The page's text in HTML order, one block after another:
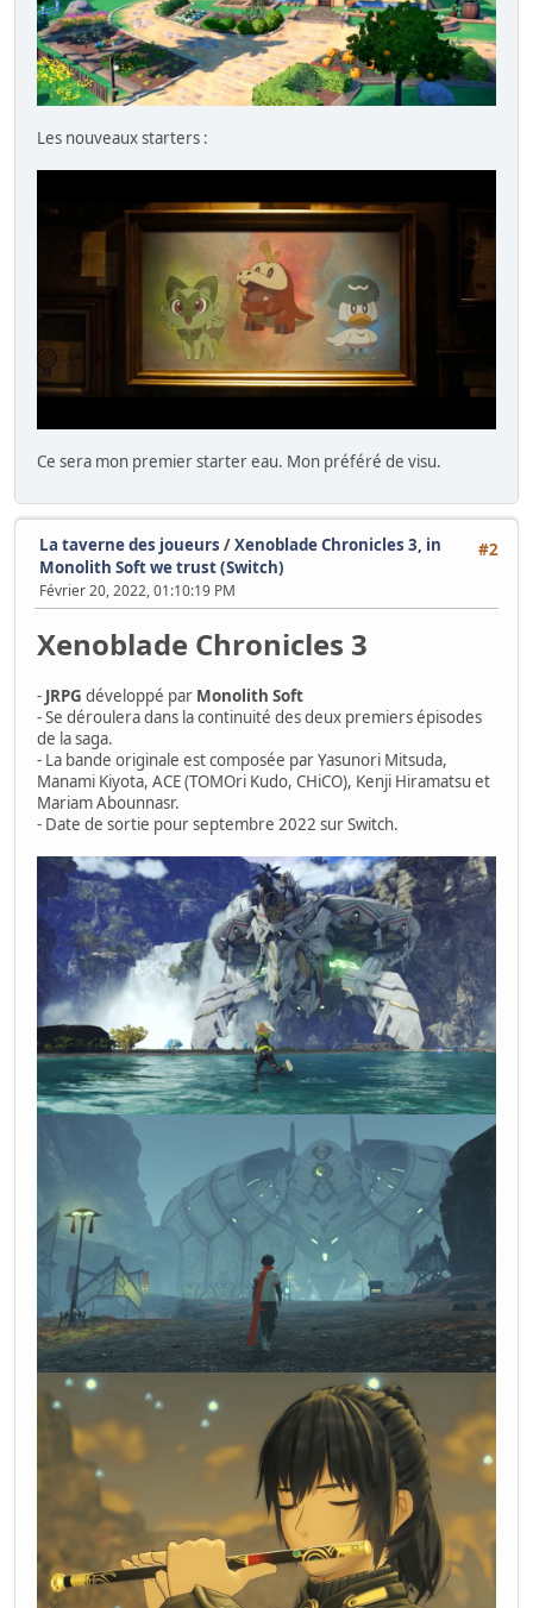
Les nouveaux starters :
Ce sera mon premier starter eau. Mon préféré de visu.
#2
La taverne des joueurs /Xenoblade Chronicles 3, in
Monolith Soft we trust (Switch)
Février 20, 2022, 01:10:19 PM
Xenoblade Chronicles 3
- JRPG développé par Monolith Soft
- Se déroulera dans la continuité des deux premiers épisodes
de la saga.
- La bande originale est composée par Yasunori Mitsuda,
Manami Kiyota, ACE (TOMOri Kudo, CHiCO), Kenji Hiramatsu et
Mariam Abounnasr.
- Date de sortie pour septembre 2022 sur Switch.